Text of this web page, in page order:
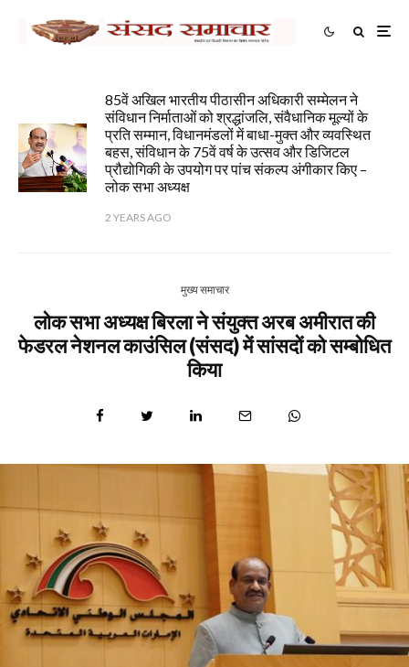
85वें अखिल भारतीय पीठासीन अधिकारी सम्मेलन ने
संविधान निर्माताओं को श्रद्धांजलि, संवैधानिक मूल्यों के
प्रति सम्मान, विधानमंडलों में बाधा-मुक्त और व्यवस्थित
बहस, संविधान के 75वें वर्ष के उत्सव और डिजिटल
प्रौद्योगिकी के उपयोग पर पांच संकल्प अंगीकार किए –
लोक सभा अध्यक्ष
2 YEARS AGO
मुख्य समाचार
लोक सभा अध्यक्ष बिरला ने संयुक्त अरब अमीरात की
फेडरल नेशनल काउंसिल (संसद) में सांसदों को सम्बोधित
किया